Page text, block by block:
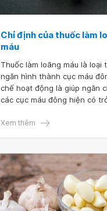
Chỉ định của thuốc làm
máu
Thuốc làm loãng máu là loại
ngăn hình thành cục máu
chế hoạt động là giúp ngăn
các cục máu đông hiện có
động mạch, tĩnh mạch và tim
dụng thuốc làm loãng máu cần
tuân theo chỉ định của bác sĩ
đạt hiệu quả điều trị bệnh.
Xem thêm